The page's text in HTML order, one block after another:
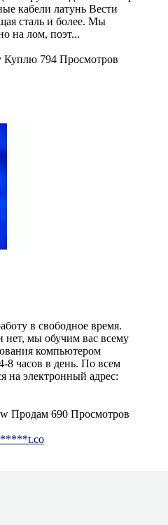
кабели латунь Вести
сталь и более. Мы
на лом, поэт...
Куплю 794 Просмотров
в свободное время.
нет, мы обучим вас всему
компьютером
8 часов в день. По всем
на электронный адрес:
Продам 690 Просмотров